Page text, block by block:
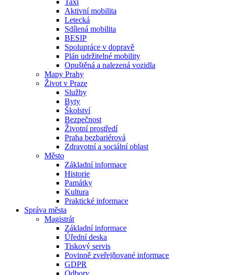
Taxi
Aktivní mobilita
Letecká
Sdílená mobilita
BESIP
Spolupráce v dopravě
Plán udržitelné mobility
Opuštěná a nalezená vozidla
Mapy Prahy
Život v Praze
Služby
Byty
Školství
Bezpečnost
Životní prostředí
Praha bezbariérová
Zdravotní a sociální oblast
Město
Základní informace
Historie
Památky
Kultura
Praktické informace
Správa města
Magistrát
Základní informace
Úřední deska
Tiskový servis
Povinně zveřejňované informace
GDPR
Odbory